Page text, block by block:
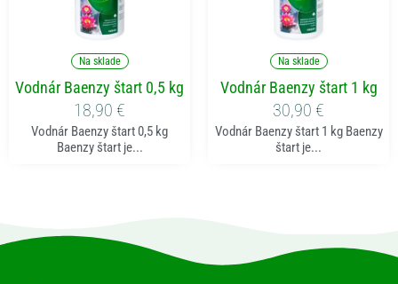
Pridať do košíka
Na sklade
Vodnár Baenzy štart 0,5 kg
18,90 €
Vodnár Baenzy štart 0,5 kg
Baenzy štart je...
Pridať do košíka
Na sklade
Vodnár Baenzy štart 1 kg
30,90 €
Vodnár Baenzy štart 1 kg Baenzy
štart je...